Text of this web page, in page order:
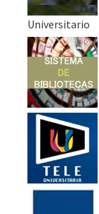
Universitario